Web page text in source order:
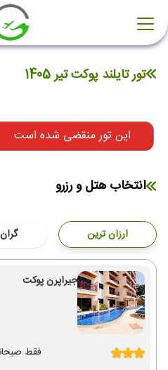
تور تایلند پوکت تیر 1405
این تور منقضی شده است
انتخاب هتل و رزرو
ارزان ترین
جیراپرن پوکت
فقط